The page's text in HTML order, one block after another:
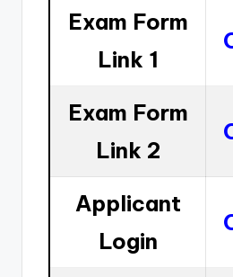
Exam Form
Link 1
Exam Form
Link 2
Applicant
Login